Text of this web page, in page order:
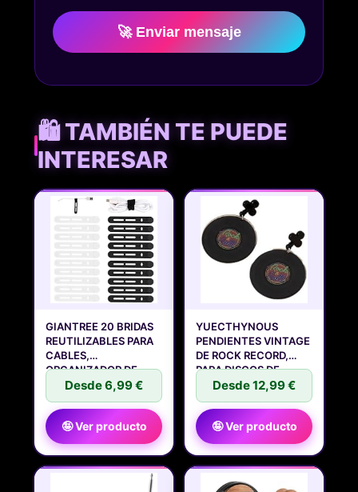
🚀 Enviar mensaje
🛍️ TAMBIÉN TE PUEDE
INTERESAR
GIANTREE 20 BRIDAS
REUTILIZABLES PARA
CABLES,
ORGANIZADOR DE
Desde 6,99 €
🤪 Ver producto
YUECTHYNOUS
PENDIENTES VINTAGE
DE ROCK RECORD,
PARA DISCOS DE
Desde 12,99 €
🤪 Ver producto